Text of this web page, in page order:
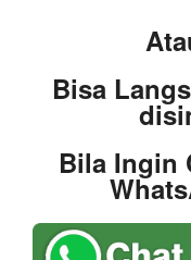
Bisa
Bila Ingin